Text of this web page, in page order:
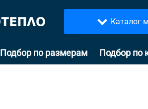
Каталог
Подбор по размерам Подбор по